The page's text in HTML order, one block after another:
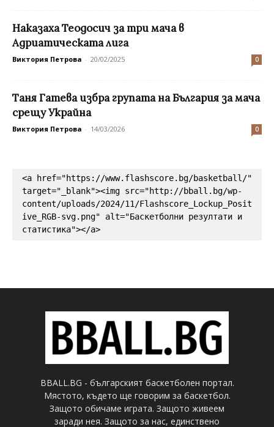
Наказаха Теодосич за три мача в
Адриатическата лига
Виктория Петрова - 20/02/2025 0
Таня Гатева избра групата на България за мача
срещу Украйна
Виктория Петрова - 14/03/2026 0
<a href="https://www.flashscore.bg/basketball/"
target="_blank"><img src="http://bball.bg/wp-
content/uploads/2024/11/Flashscore_Lockup_Posit
ive_RGB-svg.png" alt="Баскетболни резултати и
статистика"></a>
BBALL.BG - българският баскетболен портал.
Мястото, където ще говорим за баскетбол.
Защото обичаме играта. Защото живеем
заради нея. Защото за нас, единствено